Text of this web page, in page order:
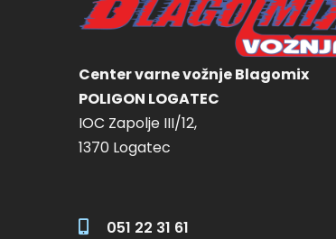
Center varne vožnje Blagomix
POLIGON LOGATEC
IOC Zapolje III/12,
1370 Logatec
051 22 31 61